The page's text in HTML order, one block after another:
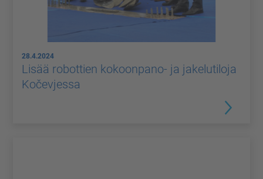
28.4.2024
Lisää robottien kokoonpano- ja jakelutiloja
Kočevjessa